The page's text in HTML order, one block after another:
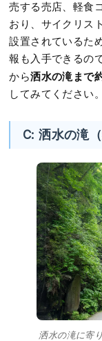
売する売店、軽食
おり、サイクリス
設置されているた
報も入手できるの
から洒水の滝まで
してみてください。
C: 洒水の滝
洒水の滝に寄